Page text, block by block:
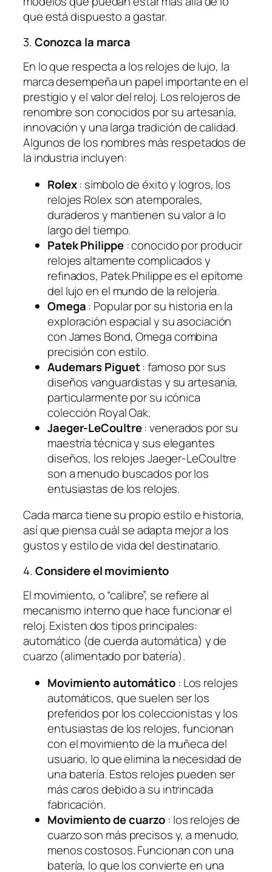
que está dispuesto a gastar.
3.Conozca la marca
En lo que respecta a los relojes de lujo, la
marca desempeña un papel importante en el
prestigio y el valor del reloj. Los relojeros de
renombre son conocidos por su artesanía,
innovación y una larga tradición de calidad.
Algunos de los nombres más respetados de
la industria incluyen:
Rolex: símbolo de éxito y logros, los
relojes Rolex son atemporales,
duraderos y mantienen su valor a lo
largo del tiempo.
Patek Philippe: conocido por producir
relojes altamente complicados y
refinados, Patek Philippe es el epítome
del lujo en el mundo de la relojería.
Omega : Popular por su historia en la
exploración espacial y su asociación
con James Bond, Omega combina
precisión con estilo.
Audemars Piguet: famoso por sus
diseños vanguardistas y su artesanía,
particularmente por su icónica
colección Royal Oak.
Jaeger-LeCoultre: venerados por su
maestría técnica y sus elegantes
diseños, los relojes Jaeger-LeCoultre
son a menudo buscados por los
entusiastas de los relojes.
Cada marca tiene su propio estilo e historia,
así que piensa cuál se adapta mejor a los
gustos y estilo de vida del destinatario.
4.Considere el movimiento
El movimiento, o “calibre”, se refiere al
mecanismo interno que hace funcionar el
reloj. Existen dos tipos principales:
automático (de cuerda automática) y de
cuarzo (alimentado por batería).
Movimiento automático: Los relojes
automáticos, que suelen ser los
preferidos por los coleccionistas y los
entusiastas de los relojes, funcionan
con el movimiento de la muñeca del
usuario, lo que elimina la necesidad de
una batería. Estos relojes pueden ser
más caros debido a su intrincada
fabricación.
Movimiento de cuarzo : los relojes de
cuarzo son más precisos y, a menudo,
menos costosos. Funcionan con una
batería, lo que los convierte en una